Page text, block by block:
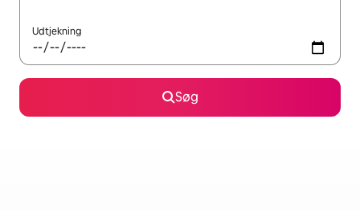
Udtjekning
Søg